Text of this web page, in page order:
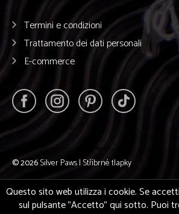
Termini e condizioni
Trattamento dei dati personali
E-commerce
© 2026Silver Paws | Stříbrné tlapky
Questo sito web utilizza i cookie. Se
sul pulsante "Accetto" qui sotto. Puoi